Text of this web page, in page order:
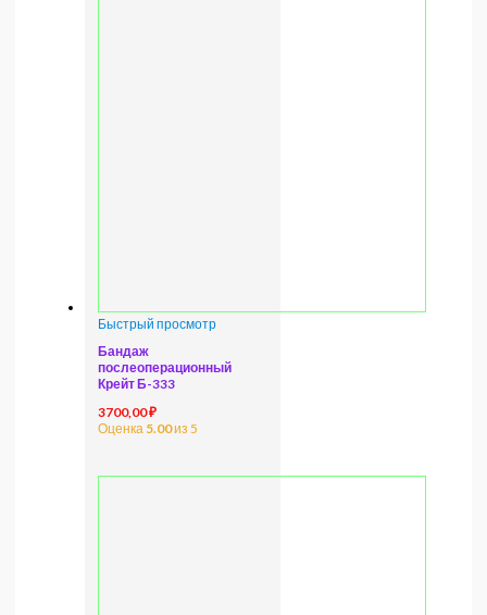
Быстрый просмотр
Бандаж
послеоперационный
Крейт Б-333
3700,00₽
Оценка 5.00из 5